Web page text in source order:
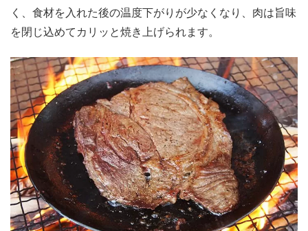
く、食材を入れた後の温度下がりが少なくなり、肉は旨味
を閉じ込めてカリッと焼き上げられます。